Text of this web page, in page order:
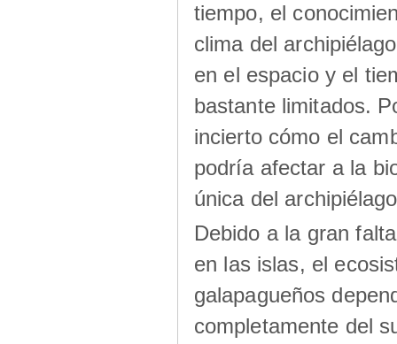
tiempo, el
clima del
en el espacio y el
bastante limitados.
incierto cómo el
podría afectar a la
única del
Debido a la gran
en las islas, el
galapagueños
completamente del